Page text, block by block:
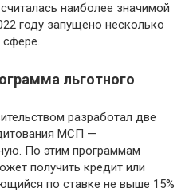
наиболее значимой
году запущено несколько
сфере.
льготного
разработал две
МСП —
По этим программам
получить кредит или
по ставке не выше 15%